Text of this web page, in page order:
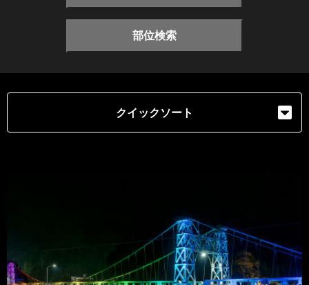
部位検索
クイックソート